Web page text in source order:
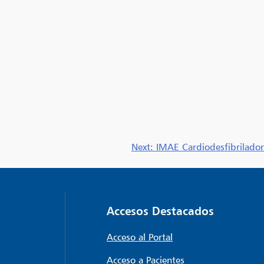
Next: IMAE Cardiodesfibrilador
Accesos Destacados
Acceso al Portal
Acceso a Pacientes